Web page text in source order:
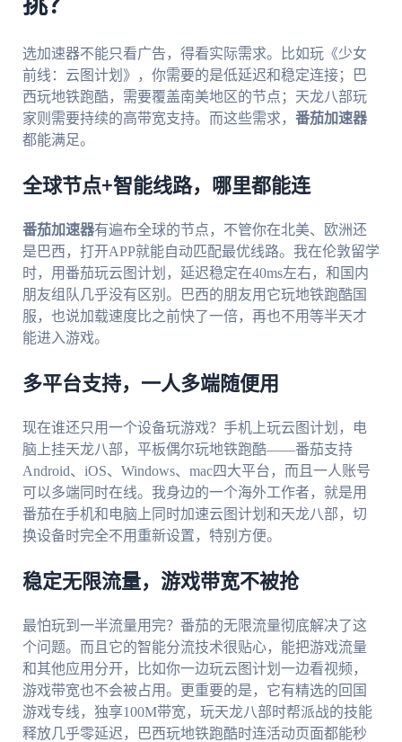
挑？
选加速器不能只看广告，得看实际需求。比如玩《少女
前线：云图计划》，你需要的是低延迟和稳定连接；巴
西玩地铁跑酷，需要覆盖南美地区的节点；天龙八部玩
家则需要持续的高带宽支持。而这些需求， 番茄加速器
都能满足。
全球节点+智能线路，哪里都能连
番茄加速器有遍布全球的节点，不管你在北美、欧洲还
是巴西，打开APP就能自动匹配最优线路。我在伦敦留学
时，用番茄玩云图计划，延迟稳定在40ms左右，和国内
朋友组队几乎没有区别。巴西的朋友用它玩地铁跑酷国
服，也说加载速度比之前快了一倍，再也不用等半天才
能进入游戏。
多平台支持，一人多端随便用
现在谁还只用一个设备玩游戏？手机上玩云图计划，电
脑上挂天龙八部，平板偶尔玩地铁跑酷——番茄支持
Android、iOS、Windows、mac四大平台，而且一人账号
可以多端同时在线。我身边的一个海外工作者，就是用
番茄在手机和电脑上同时加速云图计划和天龙八部，切
换设备时完全不用重新设置，特别方便。
稳定无限流量，游戏带宽不被抢
最怕玩到一半流量用完？番茄的无限流量彻底解决了这
个问题。而且它的智能分流技术很贴心，能把游戏流量
和其他应用分开，比如你一边玩云图计划一边看视频，
游戏带宽也不会被占用。更重要的是，它有精选的回国
游戏专线，独享100M带宽，玩天龙八部时帮派战的技能
释放几乎零延迟，巴西玩地铁跑酷时连活动页面都能秒